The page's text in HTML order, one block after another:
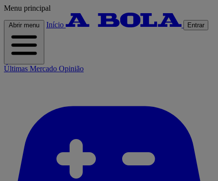
Menu principal
Abrir menu Início Entrar
Últimas Mercado Opinião